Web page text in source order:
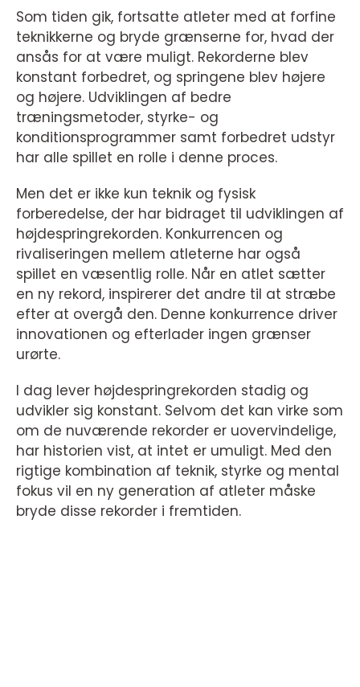
Som tiden gik, fortsatte atleter med at forfine
teknikkerne og bryde grænserne for, hvad der
ansås for at være muligt. Rekorderne blev
konstant forbedret, og springene blev højere
og højere. Udviklingen af bedre
træningsmetoder, styrke- og
konditionsprogrammer samt forbedret udstyr
har alle spillet en rolle i denne proces.
Men det er ikke kun teknik og fysisk
forberedelse, der har bidraget til udviklingen af
højdespringrekorden. Konkurrencen og
rivaliseringen mellem atleterne har også
spillet en væsentlig rolle. Når en atlet sætter
en ny rekord, inspirerer det andre til at stræbe
efter at overgå den. Denne konkurrence driver
innovationen og efterlader ingen grænser
urørte.
I dag lever højdespringrekorden stadig og
udvikler sig konstant. Selvom det kan virke som
om de nuværende rekorder er uovervindelige,
har historien vist, at intet er umuligt. Med den
rigtige kombination af teknik, styrke og mental
fokus vil en ny generation af atleter måske
bryde disse rekorder i fremtiden.